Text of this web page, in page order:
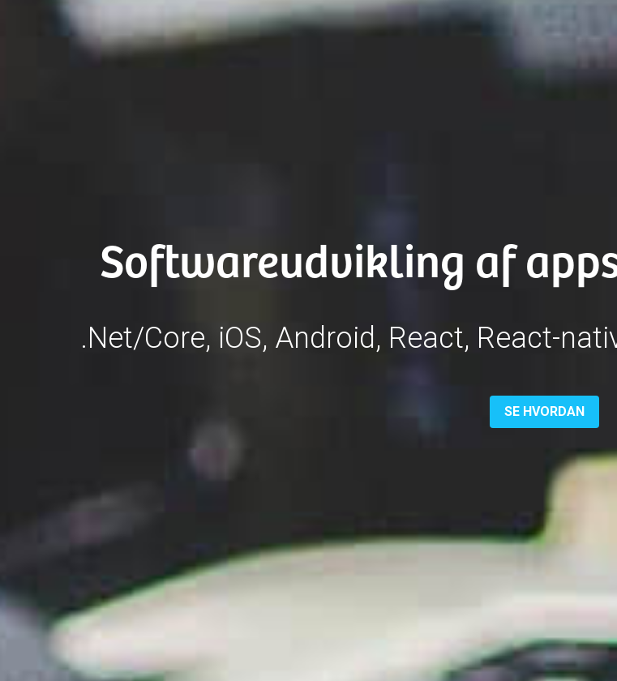
Softwareudvikling af
.Net/Core, iOS, Android, React, React-
SE HVORDAN